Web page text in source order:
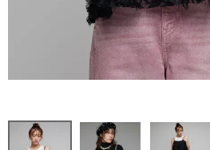
INFORMATION
はじめてご利用の方へ